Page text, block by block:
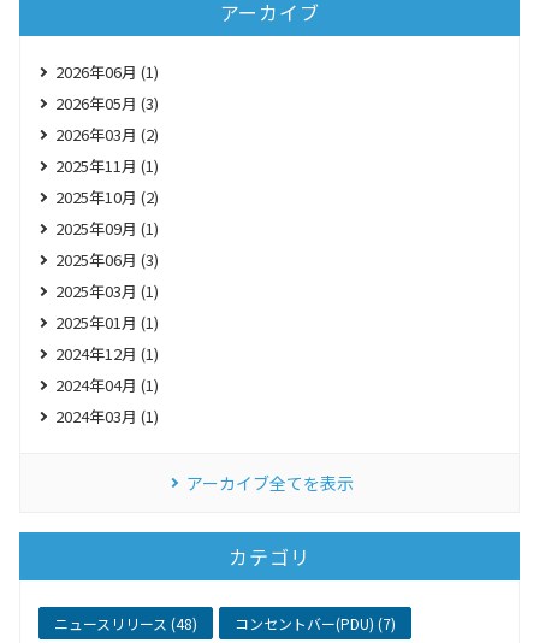
アーカイブ
2026年06月 (1)
2026年05月 (3)
2026年03月 (2)
2025年11月 (1)
2025年10月 (2)
2025年09月 (1)
2025年06月 (3)
2025年03月 (1)
2025年01月 (1)
2024年12月 (1)
2024年04月 (1)
2024年03月 (1)
アーカイブ全てを表示
カテゴリ
ニュースリリース (48) コンセントバー(PDU) (7)